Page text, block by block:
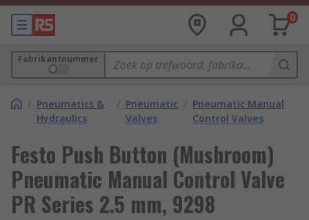
0
Fabrikantnummer
/ Pneumatics &
Hydraulics
/ Pneumatic
Valves
/ Pneumatic Manual
Control Valves
Festo Push Button (Mushroom)
Pneumatic Manual Control Valve
PR Series 2.5 mm, 9298